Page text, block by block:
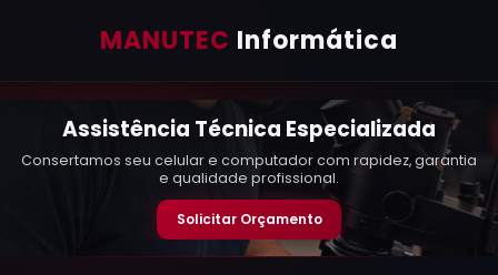
MANUTEC Informática
Assistência Técnica Especializada
Consertamos seu celular e computador com rapidez, garantia
e qualidade profissional.
Solicitar Orçamento